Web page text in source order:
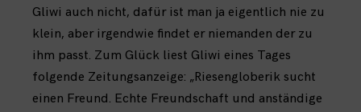
Gliwi auch nicht, dafür ist man ja eigentlich nie zu
klein, aber irgendwie findet er niemanden der zu
ihm passt. Zum Glück liest Gliwi eines Tages
folgende Zeitungsanzeige: „Riesengloberik sucht
einen Freund. Echte Freundschaft und anständige